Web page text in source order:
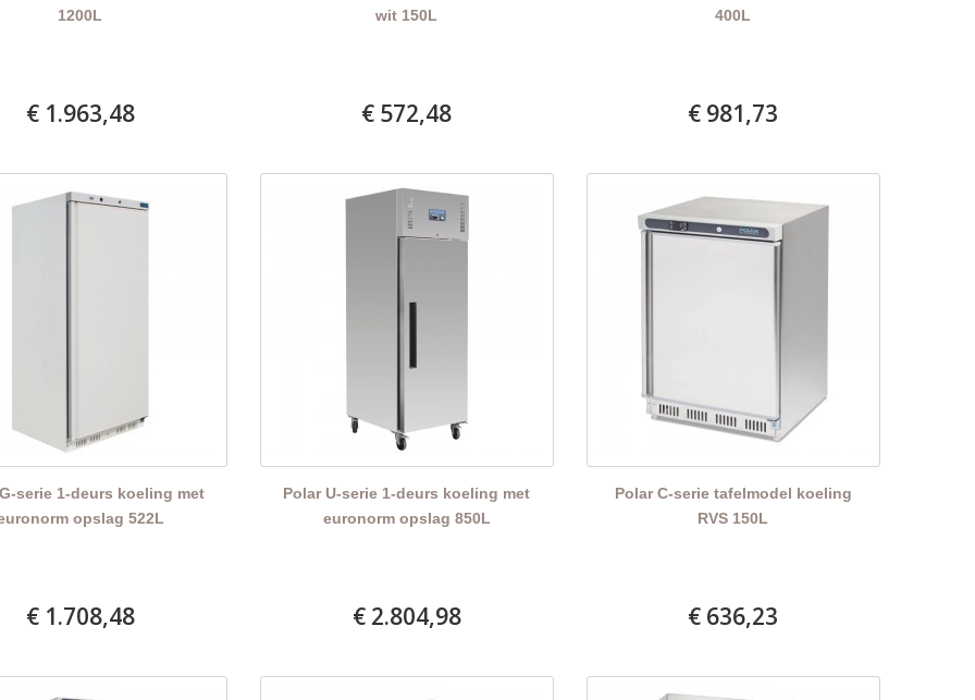
1200L
€ 1.963,48
wit 150L
€ 572,48
400L
€ 981,73
serie 1-deurs koeling met
opslag 522L
€ 1.708,48
Polar U-serie 1-deurs koeling met
euronorm opslag 850L
€ 2.804,98
Polar C-serie tafelmodel koeling
RVS 150L
€ 636,23